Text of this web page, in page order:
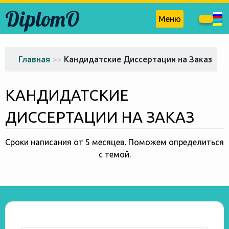
DiplomO Меню
Главная >> Кандидатские Диссертации на Заказ
КАНДИДАТСКИЕ
ДИССЕРТАЦИИ НА ЗАКАЗ
Сроки написания от 5 месяцев. Поможем определиться
с темой.